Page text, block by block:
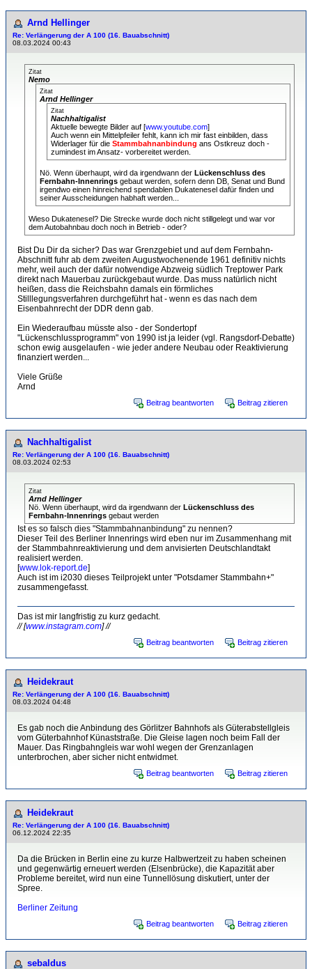
Arnd Hellinger
Re: Verlängerung der A 100 (16. Bauabschnitt)
08.03.2024 00:43
Zitat
Nemo
Zitat
Arnd Hellinger
Zitat
Nachhaltigalist
Aktuelle bewegte Bilder auf [www.youtube.com]
Auch wenn ein Mittelpfeiler fehlt, kann ich mir fast einbilden, dass
Widerlager für die Stammbahnanbindung ans Ostkreuz doch -
zumindest im Ansatz- vorbereitet werden.
Nö. Wenn überhaupt, wird da irgendwann der Lückenschluss des
Fernbahn-Innenrings gebaut werden, sofern denn DB, Senat und Bund
irgendwo einen hinreichend spendablen Dukatenesel dafür finden und
seiner Ausscheidungen habhaft werden...
Wieso Dukatenesel? Die Strecke wurde doch nicht stillgelegt und war vor
dem Autobahnbau doch noch in Betrieb - oder?
Bist Du Dir da sicher? Das war Grenzgebiet und auf dem Fernbahn-
Abschnitt fuhr ab dem zweiten Augustwochenende 1961 definitiv nichts
mehr, weil auch der dafür notwendige Abzweig südlich Treptower Park
direkt nach Mauerbau zurückgebaut wurde. Das muss natürlich nicht
heißen, dass die Reichsbahn damals ein förmliches
Stilllegungsverfahren durchgeführt hat - wenn es das nach dem
Eisenbahnrecht der DDR denn gab.
Ein Wiederaufbau müsste also - der Sondertopf
"Lückenschlussprogramm" von 1990 ist ja leider (vgl. Rangsdorf-Debatte)
schon ewig ausgelaufen - wie jeder andere Neubau oder Reaktivierung
finanziert werden...
Viele Grüße
Arnd
Beitrag beantworten Beitrag zitieren
Nachhaltigalist
Re: Verlängerung der A 100 (16. Bauabschnitt)
08.03.2024 02:53
Zitat
Arnd Hellinger
Nö. Wenn überhaupt, wird da irgendwann der Lückenschluss des
Fernbahn-Innenrings gebaut werden
Ist es so falsch dies "Stammbahnanbindung" zu nennen?
Dieser Teil des Berliner Innenrings wird eben nur im Zusammenhang mit
der Stammbahnreaktivierung und dem anvisierten Deutschlandtakt
realisiert werden.
[www.lok-report.de]
Auch ist im i2030 dieses Teilprojekt unter "Potsdamer Stammbahn+"
zusammengefasst.
Das ist mir langfristig zu kurz gedacht.
// [www.instagram.com] //
Beitrag beantworten Beitrag zitieren
Heidekraut
Re: Verlängerung der A 100 (16. Bauabschnitt)
08.03.2024 04:48
Es gab noch die Anbindung des Görlitzer Bahnhofs als Güterabstellgleis
vom Güterbahnhof Künaststraße. Die Gleise lagen noch beim Fall der
Mauer. Das Ringbahngleis war wohl wegen der Grenzanlagen
unterbrochen, aber sicher nicht entwidmet.
Beitrag beantworten Beitrag zitieren
Heidekraut
Re: Verlängerung der A 100 (16. Bauabschnitt)
06.12.2024 22:35
Da die Brücken in Berlin eine zu kurze Halbwertzeit zu haben scheinen
und gegenwärtig erneuert werden (Elsenbrücke), die Kapazität aber
Probleme bereitet, wird nun eine Tunnellösung diskutiert, unter der
Spree.
Berliner Zeitung
Beitrag beantworten Beitrag zitieren
sebaldus